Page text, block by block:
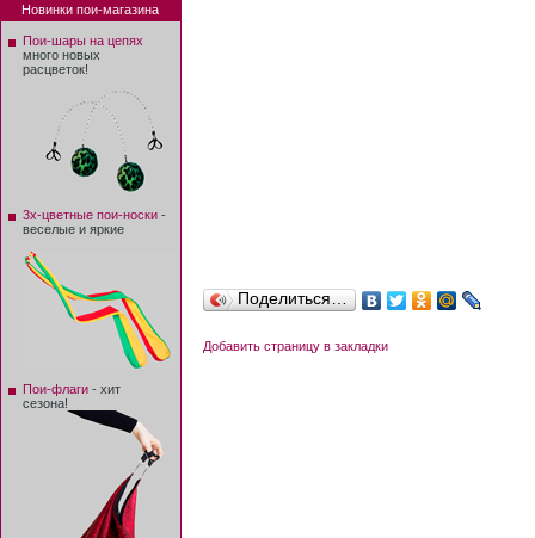
Поделиться…
Добавить страницу в закладки
Новинки пои-магазина
Пои-шары на цепях
много новых
расцветок!
3х-цветные пои-носки -
веселые и яркие
Пои-флаги - хит
сезона!